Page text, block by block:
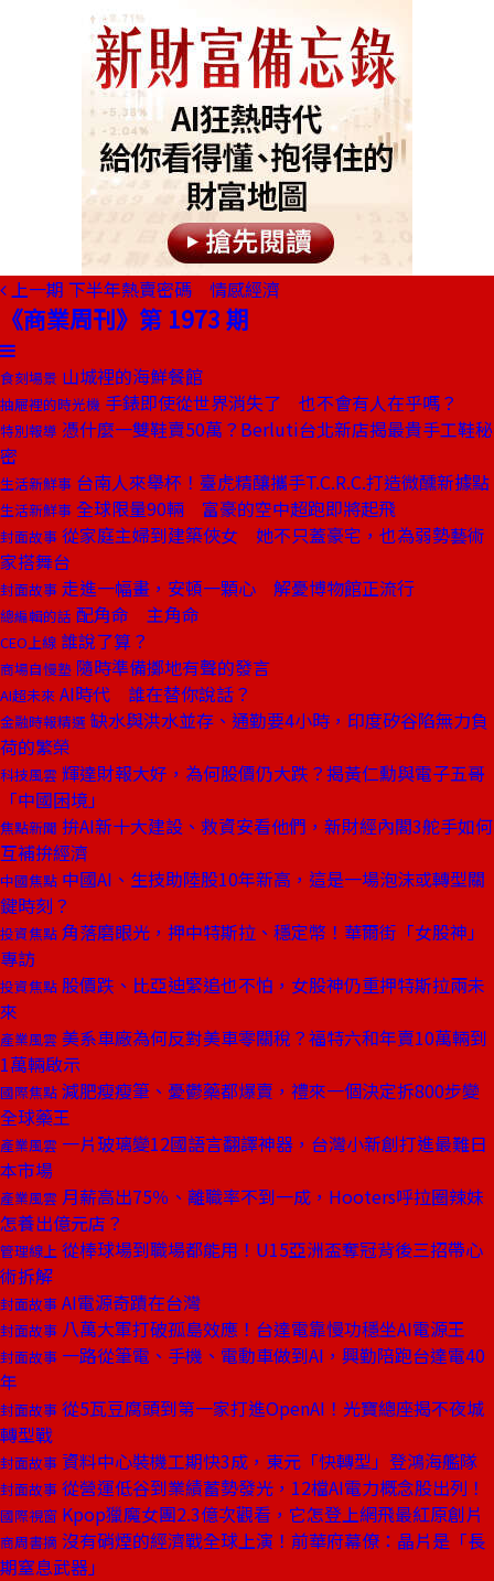
上一期 下半年熱賣密碼 情感經濟
《商業周刊》第 1973 期
食刻場景 山城裡的海鮮餐館
抽屜裡的時光機 手錶即使從世界消失了 也不會有人在乎嗎？
特別報導 憑什麼一雙鞋賣50萬？Berluti台北新店揭最貴手工鞋秘
密
生活新鮮事 台南人來舉杯！臺虎精釀攜手T.C.R.C.打造微醺新據點
生活新鮮事 全球限量90輛 富豪的空中超跑即將起飛
封面故事 從家庭主婦到建築俠女 她不只蓋豪宅，也為弱勢藝術
家搭舞台
封面故事 走進一幅畫，安頓一顆心 解憂博物館正流行
總編輯的話 配角命 主角命
CEO上線 誰說了算？
商場自慢塾 隨時準備擲地有聲的發言
AI超未來 AI時代 誰在替你說話？
金融時報精選 缺水與洪水並存、通勤要4小時，印度矽谷陷無力負
荷的繁榮
科技風雲 輝達財報大好，為何股價仍大跌？揭黃仁勳與電子五哥
「中國困境」
焦點新聞 拚AI新十大建設、救資安看他們，新財經內閣3舵手如何
互補拚經濟
中國焦點 中國AI、生技助陸股10年新高，這是一場泡沫或轉型關
鍵時刻？
投資焦點 角落磨眼光，押中特斯拉、穩定幣！華爾街「女股神」
專訪
投資焦點 股價跌、比亞迪緊追也不怕，女股神仍重押特斯拉兩未
來
產業風雲 美系車廠為何反對美車零關稅？福特六和年賣10萬輛到
1萬輛啟示
國際焦點 減肥瘦瘦筆、憂鬱藥都爆賣，禮來一個決定拆800步變
全球藥王
產業風雲 一片玻璃變12國語言翻譯神器，台灣小新創打進最難日
本市場
產業風雲 月薪高出75％、離職率不到一成，Hooters呼拉圈辣妹
怎養出億元店？
管理線上 從棒球場到職場都能用！U15亞洲盃奪冠背後三招帶心
術拆解
封面故事 AI電源奇蹟在台灣
封面故事 八萬大軍打破孤島效應！台達電靠慢功穩坐AI電源王
封面故事 一路從筆電、手機、電動車做到AI，興勤陪跑台達電40
年
封面故事 從5瓦豆腐頭到第一家打進OpenAI！光寶總座揭不夜城
轉型戰
封面故事 資料中心裝機工期快3成，東元「快轉型」登鴻海艦隊
封面故事 從營運低谷到業績蓄勢發光，12檔AI電力概念股出列！
國際視窗 Kpop獵魔女團2.3億次觀看，它怎登上網飛最紅原創片
商周書摘 沒有硝煙的經濟戰全球上演！前華府幕僚：晶片是「長
期窒息武器」